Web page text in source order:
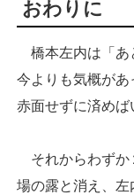
おわりに
橋本左内は「あ
今よりも気概があ
赤面せずに済めば
それからわずか
場の露と消え、